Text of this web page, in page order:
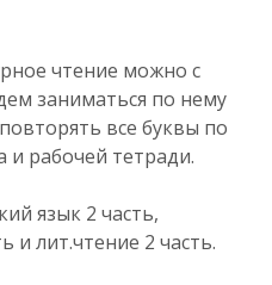
чтение можно с
заниматься по нему
все буквы по
и рабочей тетради.
язык 2 часть,
и лит.чтение 2 часть.